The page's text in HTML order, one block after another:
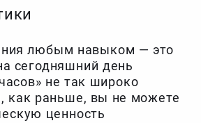
любым навыком — это
сегодняшний день
не так широко
как раньше, вы не можете
ценность